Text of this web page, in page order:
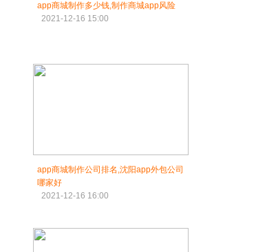
app商城制作多少钱,制作商城app风险
2021-12-16 15:00
app商城制作公司排名,沈阳app外包公司
哪家好
2021-12-16 16:00